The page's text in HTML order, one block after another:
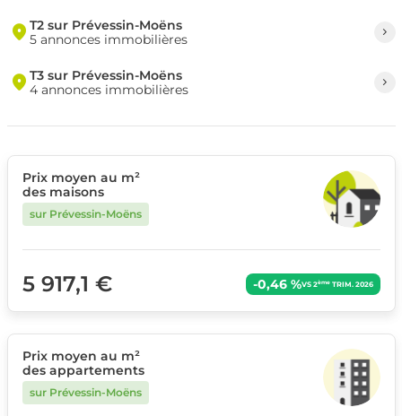
T2 sur Prévessin-Moëns
5 annonces immobilières
T3 sur Prévessin-Moëns
4 annonces immobilières
Prix moyen au m²
des maisons
sur Prévessin-Moëns
5 917,1 € -0,46 %VS 2èmeTRIM. 2026
Prix moyen au m²
des appartements
sur Prévessin-Moëns